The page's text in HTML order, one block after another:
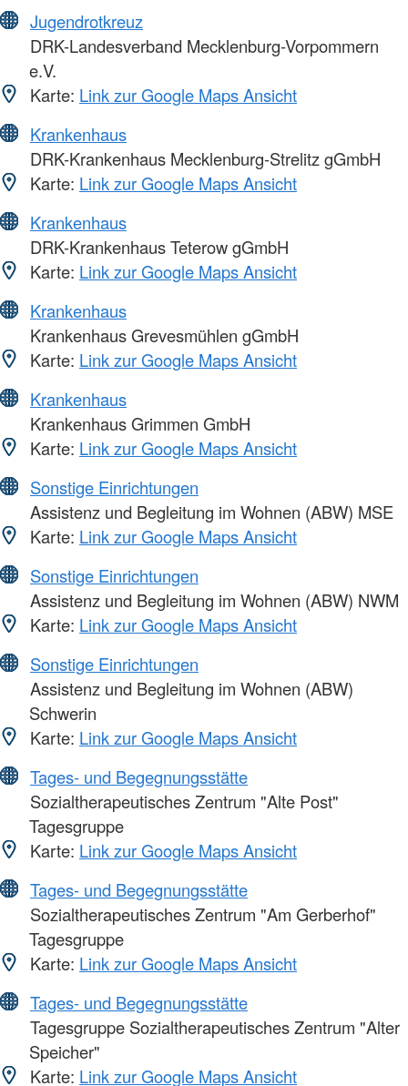
Jugendrotkreuz
DRK-Landesverband Mecklenburg-Vorpommern
e.V.
Karte: Link zur Google Maps Ansicht
Krankenhaus
DRK-Krankenhaus Mecklenburg-Strelitz gGmbH
Karte: Link zur Google Maps Ansicht
Krankenhaus
DRK-Krankenhaus Teterow gGmbH
Karte: Link zur Google Maps Ansicht
Krankenhaus
Krankenhaus Grevesmühlen gGmbH
Karte: Link zur Google Maps Ansicht
Krankenhaus
Krankenhaus Grimmen GmbH
Karte: Link zur Google Maps Ansicht
Sonstige Einrichtungen
Assistenz und Begleitung im Wohnen (ABW) MSE
Karte: Link zur Google Maps Ansicht
Sonstige Einrichtungen
Assistenz und Begleitung im Wohnen (ABW) NWM
Karte: Link zur Google Maps Ansicht
Sonstige Einrichtungen
Assistenz und Begleitung im Wohnen (ABW)
Schwerin
Karte: Link zur Google Maps Ansicht
Tages- und Begegnungsstätte
Sozialtherapeutisches Zentrum "Alte Post"
Tagesgruppe
Karte: Link zur Google Maps Ansicht
Tages- und Begegnungsstätte
Sozialtherapeutisches Zentrum "Am Gerberhof"
Tagesgruppe
Karte: Link zur Google Maps Ansicht
Tages- und Begegnungsstätte
Tagesgruppe Sozialtherapeutisches Zentrum "Alter
Speicher"
Karte: Link zur Google Maps Ansicht